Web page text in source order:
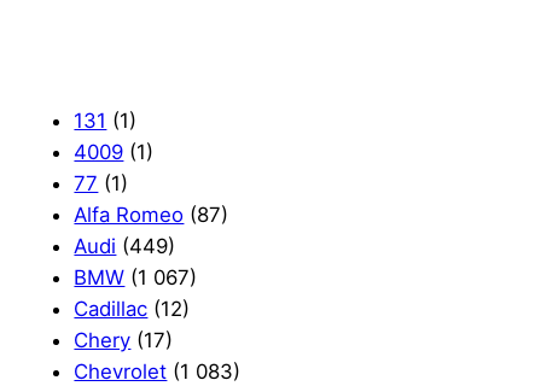
131 (1)
4009 (1)
77 (1)
Alfa Romeo (87)
Audi (449)
BMW (1 067)
Cadillac (12)
Chery (17)
Chevrolet (1 083)